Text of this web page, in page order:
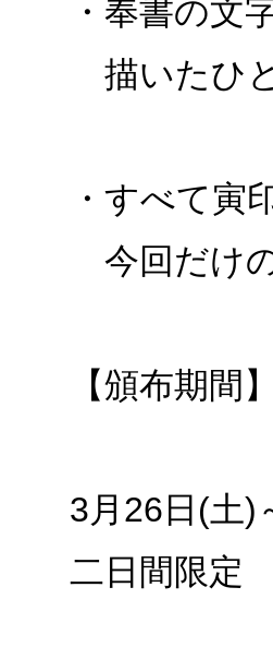
・奉書の文
描いたひ
・すべて寅
今回だけ
【頒布期間】
3月26日(土)
二日間限定